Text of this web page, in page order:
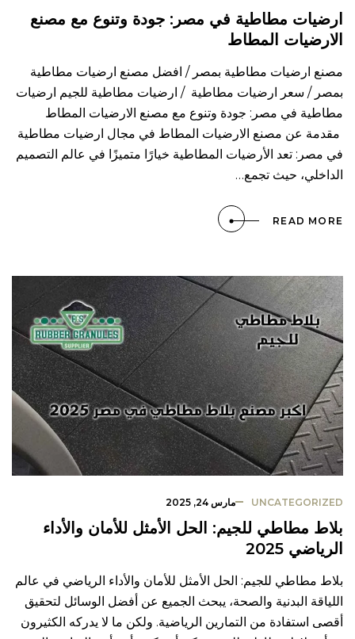
ارضيات مطاطية في مصر: جودة وتنوع مع مصنع
الارضيات المطاط
مصنع ارضيات مطاطية بمصر / افضل مصنع ارضيات مطاطية
بمصر / سعر ارضيات مطاطية / ارضيات مطاطية للجيم ارضيات
مطاطية في مصر: جودة وتنوع مع مصنع الارضيات المطاط
مقدمة عن مصنع الارضيات المطاط في مجال ارضيات مطاطية
في مصر: تعد الأرضيات المطاطية خيارًا متميزًا في عالم التصميم
الداخلي، حيث تجمع…
READ MORE
UNCATEGORIZED مارس 24, 2025
بلاط مطاطي للجيم: الحل الأمثل للأمان والأداء
الرياضي 2025
بلاط مطاطي للجيم: الحل الأمثل للأمان والأداء الرياضي في عالم
اللياقة البدنية والصحة، يبحث الجميع عن أفضل الوسائل لتحقيق
أقصى استفادة من التمارين الرياضية. ولكن ما لا يدركه الكثيرون